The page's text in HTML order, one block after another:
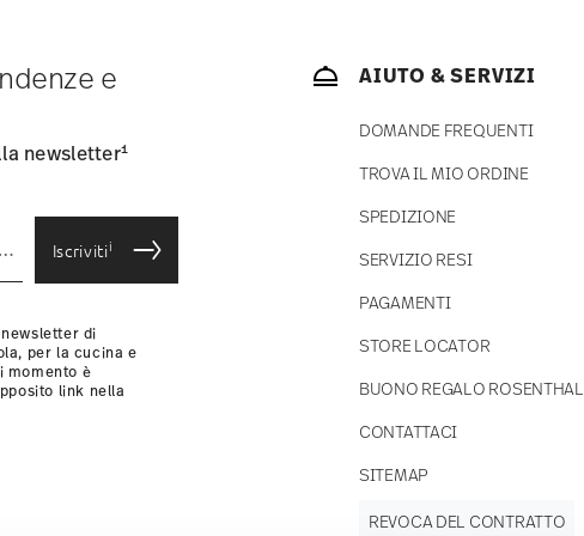
Sicuro per il contatto con gli
(consegna standard) in Italia.
e-mail non appena il vostro pacco verrà spedito.
resi.
e
newsletter1
Iscrivitii
di
per la cucina e
momento è
link nella
AIUTO & SERVIZI
DOMANDE FREQUENTI
TROVA IL MIO ORDINE
SPEDIZIONE
SERVIZIO RESI
PAGAMENTI
STORE LOCATOR
BUONO REGALO ROSENTHAL
CONTATTACI
SITEMAP
REVOCA DEL CONTRATTO